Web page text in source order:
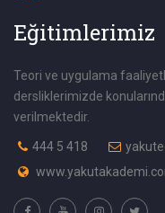
Eğitimlerimiz
Teori ve uygulama
dersliklerimizde
verilmektedir.
444 5 418